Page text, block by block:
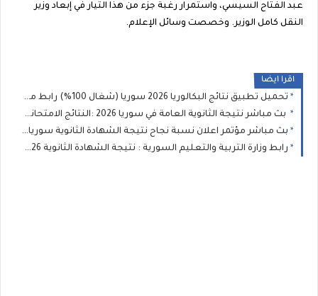
عبد الفتاح السيسي، واستمرار رغبة جزء من هذا التيار في إبعاد وزير
النقل كامل الوزير. وخصصت وسائل الإعلام.
اقرا ايضا
تحميل تطبيق نتائج البكالوريا 2026 سوريا (شغال 100%) رابط مباشر (APK) لنتيجة الثانوية العامة
بث مباشر نتيجة الثانوية العامة في سوريا 2026 :النتائج الامتحانية المهنية للطلاب النظاميين الاحرار و الراسبين (البكالوريا )
بث مباشر مؤتمر اعلان نسبة نجاح نتيجة الشهادة الثانوية سوريا 2026 :نتائج البكالوريا وزارة التربية السورية
رابط وزارة التربية والتعليم السورية : نتيجة الشهادة الثانوية 2026 نتائج البكالوريا برقم الاكتتاب